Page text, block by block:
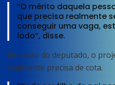
“O mérito daquela
que precisa realmente
conseguir uma vaga,
lado”, disse.
Na visão do deputado, o
realmente precisa de cota.